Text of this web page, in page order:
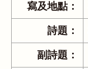
寫及地點：
詩題：
副詩題：